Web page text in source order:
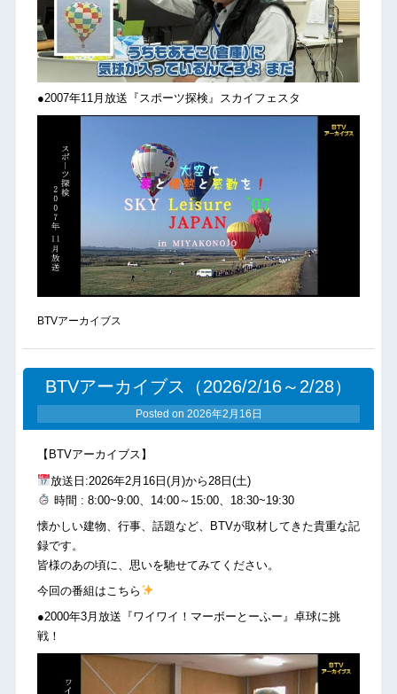
●2007年11月放送『スポーツ探検』スカイフェスタ
BTVアーカイブス
BTVアーカイブス（2026/2/16～2/28）
Posted on 2026年2月16日
【BTVアーカイブス】
放送日:2026年2月16日(月)から28日(土)
時間 : 8:00~9:00、14:00～15:00、18:30~19:30
懐かしい建物、行事、話題など、BTVが取材してきた貴重な記
録です。
皆様のあの頃に、思いを馳せてみてください。
今回の番組はこちら
●2000年3月放送『ワイワイ！マーボーとーふー』卓球に挑
戦！